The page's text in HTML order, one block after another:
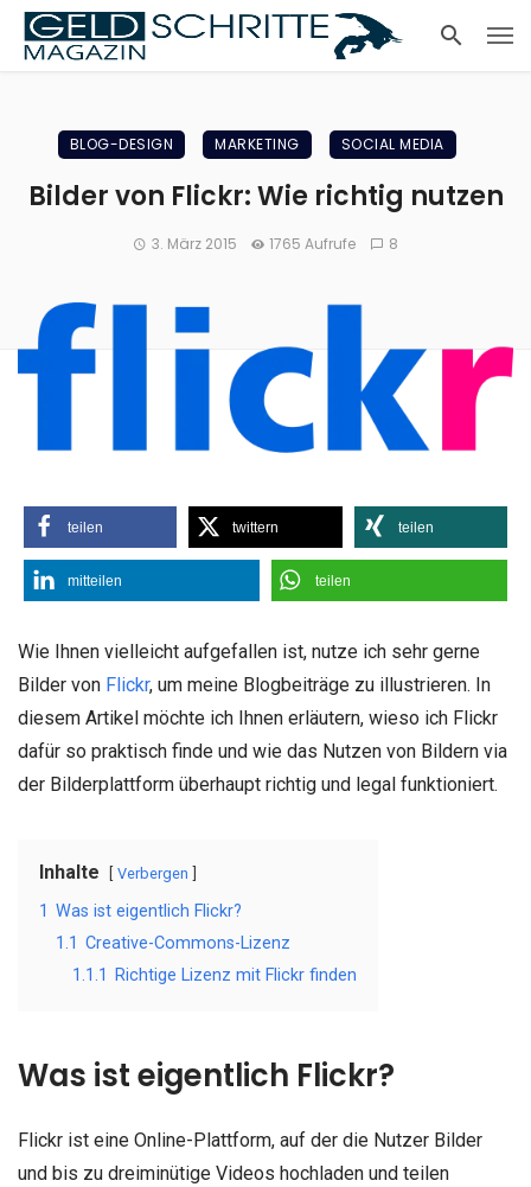
BLOG-DESIGN MARKETING SOCIAL MEDIA
Bilder von Flickr: Wie richtig nutzen
3. März 2015 1765 Aufrufe 8
teilen twittern teilen
mitteilen teilen
Wie Ihnen vielleicht aufgefallen ist, nutze ich sehr gerne
Bilder von Flickr, um meine Blogbeiträge zu illustrieren. In
diesem Artikel möchte ich Ihnen erläutern, wieso ich Flickr
dafür so praktisch finde und wie das Nutzen von Bildern via
der Bilderplattform überhaupt richtig und legal funktioniert.
Inhalte Verbergen
1 Was ist eigentlich Flickr?
1.1 Creative-Commons-Lizenz
1.1.1
Richtige Lizenz mit Flickr finden
Was ist eigentlich Flickr?
Flickr ist eine Online-Plattform, auf der die Nutzer Bilder
und bis zu dreiminütige Videos hochladen und teilen